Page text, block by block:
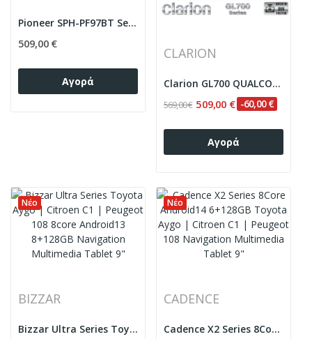
Pioneer SPH-PF97BT Series Toyota Aygo | Citroen...
509,00 €
Αγορά
CLARION
Clarion GL700 QUALCOMM Series 8Core Android...
569,00 € 509,00 € -60,00 €
Αγορά
Νέο
BIZZAR
Bizzar Ultra Series Toyota Aygo | Citroen C1 |...
Νέο
CADENCE
Cadence X2 Series 8Core Android14 6+128GB...